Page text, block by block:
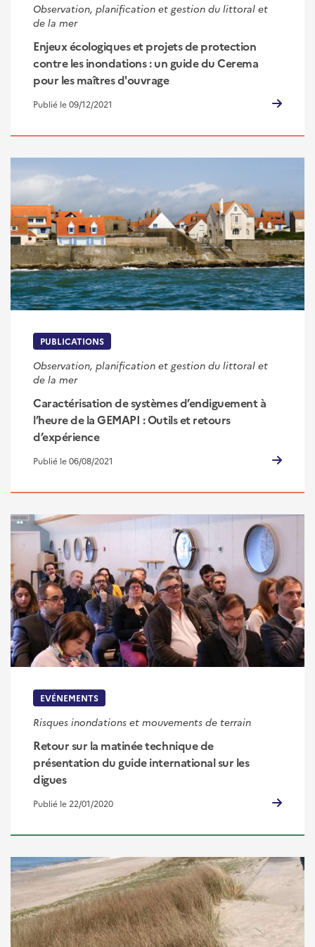
Observation, planification et gestion du littoral et
de la mer
Enjeux écologiques et projets de protection
contre les inondations : un guide du Cerema
pour les maîtres d'ouvrage
Publié le 09/12/2021
PUBLICATIONS
Observation, planification et gestion du littoral et
de la mer
Caractérisation de systèmes d’endiguement à
l’heure de la GEMAPI : Outils et retours
d’expérience
Publié le 06/08/2021
EVÉNEMENTS
Risques inondations et mouvements de terrain
Retour sur la matinée technique de
présentation du guide international sur les
digues
Publié le 22/01/2020